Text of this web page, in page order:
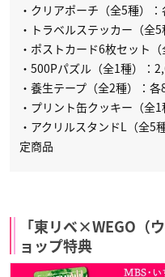
・クリアポーチ（全5種）：
・トラベルステッカー（全
・ポストカード6枚セット
・500Pパズル（全1種）：
・養生テープ（全2種）：各
・プリント缶クッキー（全
・アクリルスタンドL（全
定商品
「東リベ×WEGO（
ョップ特典